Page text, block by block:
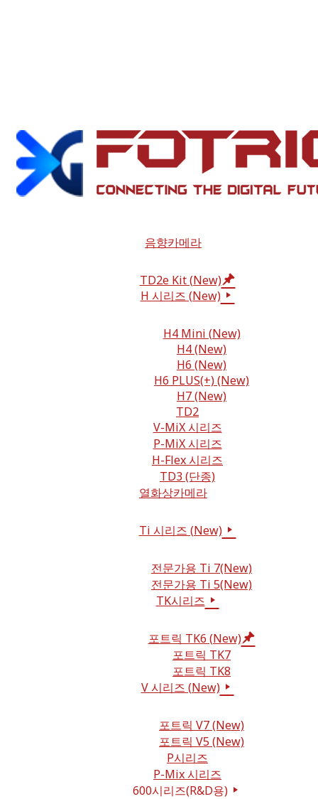
음향카메라
TD2e Kit (New)
H 시리즈 (New)
H4 Mini (New)
H4 (New)
H6 (New)
H6 PLUS(+) (New)
H7 (New)
TD2
V-MiX 시리즈
P-MiX 시리즈
H-Flex 시리즈
TD3 (단종)
열화상카메라
Ti 시리즈 (New)
전문가용 Ti 7(New)
전문가용 Ti 5(New)
TK시리즈
포트릭 TK6 (New)
포트릭 TK7
포트릭 TK8
V 시리즈 (New)
포트릭 V7 (New)
포트릭 V5 (New)
P시리즈
P-Mix 시리즈
600시리즈(R&D용)